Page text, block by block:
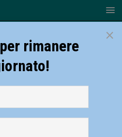
×
rimanere